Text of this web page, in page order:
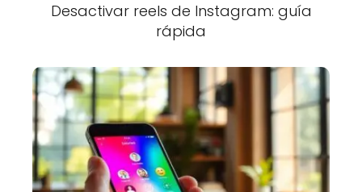
Desactivar reels de Instagram: guía
rápida